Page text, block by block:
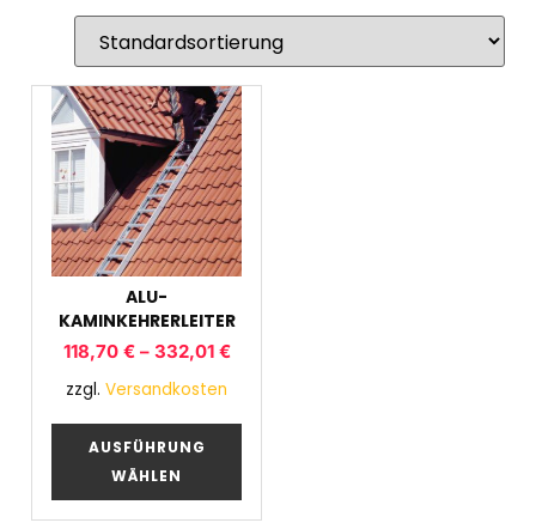
ALU-
KAMINKEHRERLEITER
118,70 €– 332,01 €
zzgl. Versandkosten
AUSFÜHRUNG
WÄHLEN